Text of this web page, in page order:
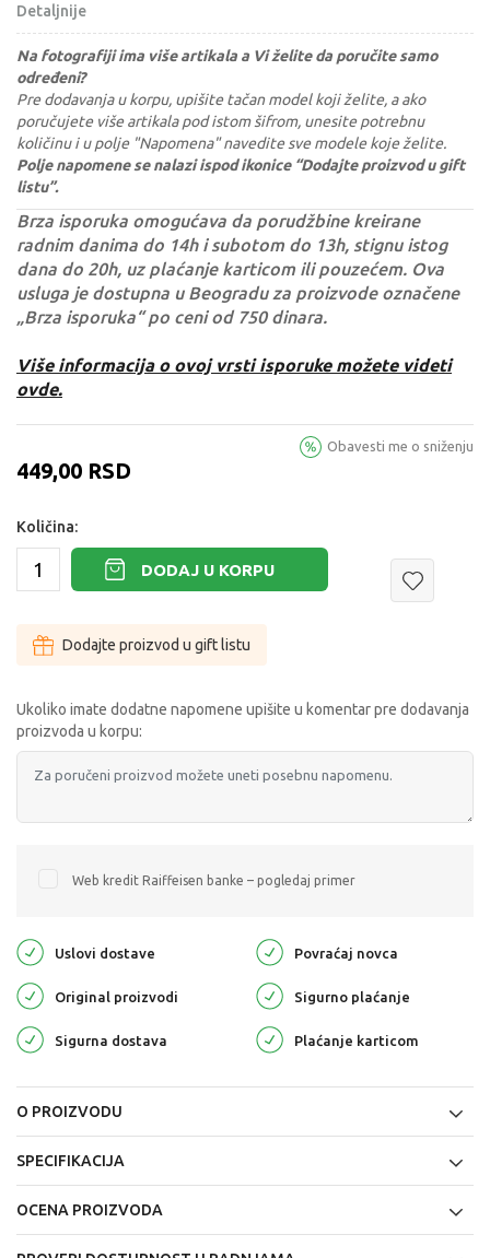
Detaljnije
Na fotografiji ima više artikala a Vi želite da poručite samo
određeni?
Pre dodavanja u korpu, upišite tačan model koji želite, a ako
poručujete više artikala pod istom šifrom, unesite potrebnu
količinu i u polje "Napomena" navedite sve modele koje želite.
Polje napomene se nalazi ispod ikonice “Dodajte proizvod u gift
listu”.
Brza isporuka omogućava da porudžbine kreirane
radnim danima do 14h i subotom do 13h, stignu istog
dana do 20h, uz plaćanje karticom ili pouzećem. Ova
usluga je dostupna u Beogradu za proizvode označene
„Brza isporuka“ po ceni od 750 dinara.
Više informacija o ovoj vrsti isporuke možete videti
ovde.
449,00 RSD
Obavesti me o sniženju
Količina:
DODAJ U KORPU
Dodajte proizvod u gift listu
Ukoliko imate dodatne napomene upišite u komentar pre dodavanja
proizvoda u korpu:
Web kredit Raiffeisen banke – pogledaj primer
Uslovi dostave Povraćaj novca
Original proizvodi Sigurno plaćanje
Sigurna dostava Plaćanje karticom
O PROIZVODU
SPECIFIKACIJA
OCENA PROIZVODA